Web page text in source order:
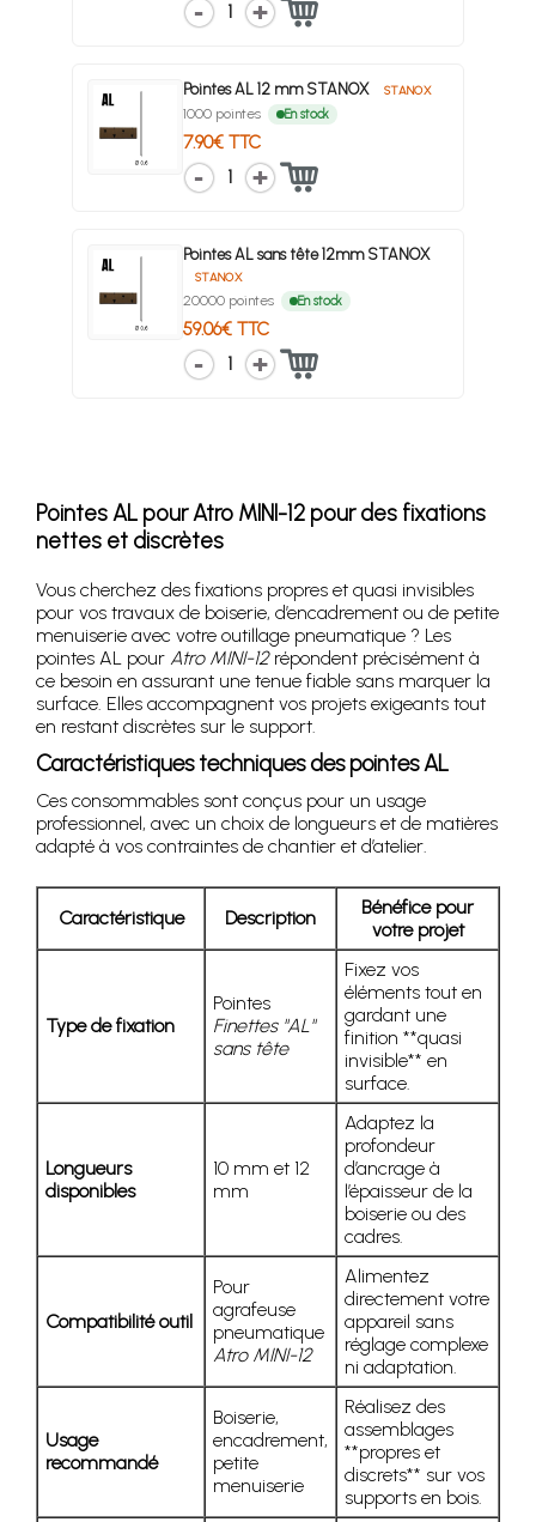
1
Pointes AL 12 mm STANOX STANOX
1000 pointes En stock
7.90€ TTC
1
Pointes AL sans tête 12mm STANOX
STANOX
20000 pointes En stock
59.06€ TTC
1
Pointes AL pour Atro MINI-12 pour des fixations
nettes et discrètes
Vous cherchez des fixations propres et quasi invisibles
pour vos travaux de boiserie, d’encadrement ou de petite
menuiserie avec votre outillage pneumatique ? Les
pointes AL pour Atro MINI-12répondent précisément à
ce besoin en assurant une tenue fiable sans marquer la
surface. Elles accompagnent vos projets exigeants tout
en restant discrètes sur le support.
Caractéristiques techniques des pointes AL
Ces consommables sont conçus pour un usage
professionnel, avec un choix de longueurs et de matières
adapté à vos contraintes de chantier et d’atelier.
Caractéristique Description
Bénéfice pour
votre projet
Type de fixation
Pointes
Finettes "AL"
sans tête
Fixez vos
éléments tout en
gardant une
finition **quasi
invisible** en
surface.
Longueurs
disponibles
10 mm et 12
mm
Adaptez la
profondeur
d’ancrage à
l’épaisseur de la
boiserie ou des
cadres.
Compatibilité outil
Pour
agrafeuse
pneumatique
Atro MINI-12
Alimentez
directement votre
appareil sans
réglage complexe
ni adaptation.
Usage
recommandé
Boiserie,
encadrement,
petite
menuiserie
Réalisez des
assemblages
**propres et
discrets** sur vos
supports en bois.